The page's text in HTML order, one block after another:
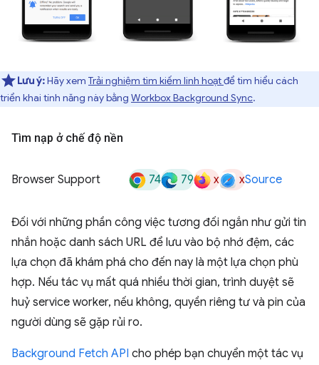
Lưu ý:Hãy xem Trải nghiệm tìm kiếm linh hoạtđể tìm hiểu cách
triển khai tính năng này bằng Workbox Background Sync.
Tìm nạp ở chế độ nền
Browser Support 74 79 x xSource
Đối với những phần công việc tương đối ngắn như gửi tin
nhắn hoặc danh sách URL để lưu vào bộ nhớ đệm, các
lựa chọn đã khám phá cho đến nay là một lựa chọn phù
hợp. Nếu tác vụ mất quá nhiều thời gian, trình duyệt sẽ
huỷ service worker, nếu không, quyền riêng tư và pin của
người dùng sẽ gặp rủi ro.
Background Fetch API cho phép bạn chuyển một tác vụ